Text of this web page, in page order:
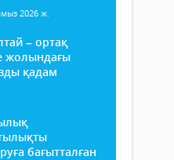
2026 ж.
– ортақ
жолындағы
қадам
бағытталған